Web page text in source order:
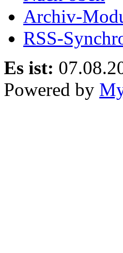
Archiv-
RSS-
Es ist:
Powered by